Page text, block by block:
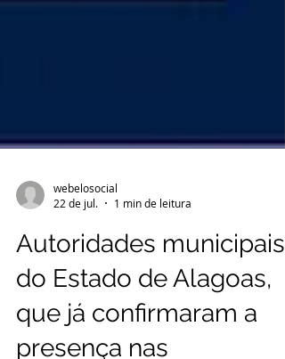
22 de jul.
1 min de leitura
Autoridades municipais
do Estado de Alagoas,
que já confirmaram a